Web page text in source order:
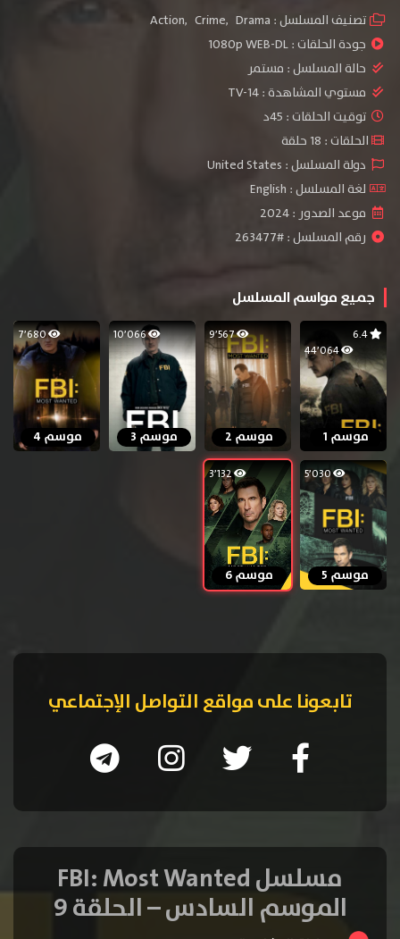
تصنيف المسلسل : Action, Crime, Drama
جودة الحلقات :1080p WEB-DL
حالة المسلسل : مستمر
مستوي المشاهدة :TV-14
توقيت الحلقات : 45د
الحلقات : 18 حلقة
دولة المسلسل : United States
لغة المسلسل : English
موعد الصدور : 2024
رقم المسلسل : #263477
جميع مواسم المسلسل
موسم 1
9٬567
موسم 2
10٬066
موسم 3
7٬680
موسم 4
5٬030
موسم 5
3٬132
موسم 6
تابعونا على مواقع التواصل الإجتماعي
مسلسل FBI: Most Wanted
الموسم السادس – الحلقة 9